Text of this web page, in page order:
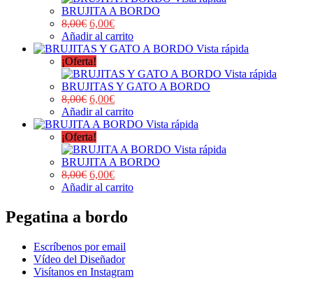
BRUJITA A BORDO
8,00€ 6,00€
Añadir al carrito
Vista rápida
¡Oferta!
Vista rápida
BRUJITAS Y GATO A BORDO
8,00€ 6,00€
Añadir al carrito
Vista rápida
¡Oferta!
Vista rápida
BRUJITA A BORDO
8,00€ 6,00€
Añadir al carrito
Pegatina a bordo
Escríbenos por email
Vídeo del Diseñador
Visítanos en Instagram